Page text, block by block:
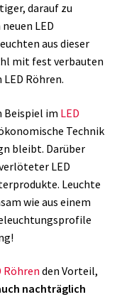
darauf zu
LED
aus dieser
mit fest verbauten
Röhren.
Beispiel im LED
Technik
bleibt. Darüber
LED
Leuchte
wie aus einem
Röhren den Vorteil,
nachträglich